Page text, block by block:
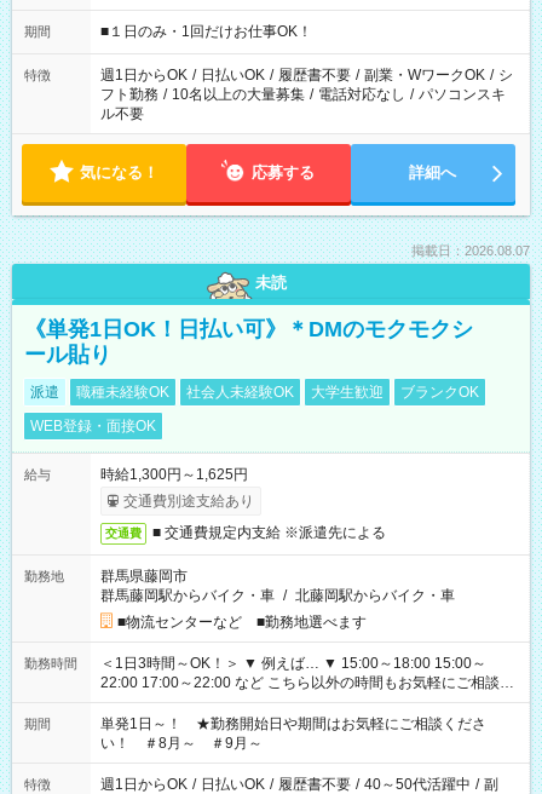
etc ★最短で3時間で5,120円のお仕事から 15時間で2万円近く稼
げるお仕事も！ ご希望のお時間に合わせてご紹介！ ※シフトは
ください！
期間 ■１日のみ・1回だけお仕事OK！
特徴 週1日からOK / 日払いOK / 履歴書不要 / 副業・WワークOK / シ
フト勤務 / 10名以上の大量募集 / 電話対応なし / パソコンスキ
ル不要
気になる！ 応募する 詳細へ
掲載日：2026.08.07
未読
《単発1日OK！日払い可》＊DMのモクモクシ
ール貼り
派遣 職種未経験OK 社会人未経験OK 大学生歓迎
ブランクOK
WEB登録・面接OK
給与
時給1,300円～1,625円
交通費別途支給あり
交通費 ■ 交通費規定内支給 ※派遣先による
勤務地
群馬県藤岡市
群馬藤岡駅からバイク・車 / 北藤岡駅からバイク・車
■物流センターなど ■勤務地選べます
勤務時間
＜1日3時間～OK！＞ ▼ 例えば… ▼ 15:00～18:00 15:00～
22:00 17:00～22:00 など こちら以外の時間もお気軽にご相談く
ださい！
期間
単発1日～！ ★勤務開始日や期間はお気軽にご相談くださ
い！ ＃8月～ ＃9月～
特徴 週1日からOK / 日払いOK / 履歴書不要 / 40～50代活躍中 / 副